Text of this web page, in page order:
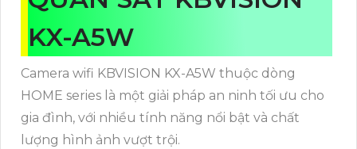
KX-A5W
Camera wifi KBVISION KX-A5W thuộc dòng
HOME series là một giải pháp an ninh tối ưu cho
gia đình, với nhiều tính năng nổi bật và chất
lượng hình ảnh vượt trội.